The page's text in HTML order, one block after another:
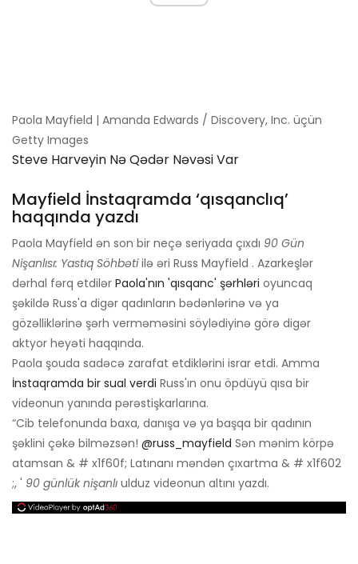
Paola Mayfield | Amanda Edwards / Discovery, Inc. üçün
Getty Images
Steve Harveyin Nə Qədər Nəvəsi Var
Mayfield İnstaqramda ‘qısqanclıq’
haqqında yazdı
Paola Mayfield ən son bir neçə seriyada çıxdı 90 Gün
Nişanlısı: Yastıq Söhbətiilə əri Russ Mayfield . Azarkeşlər
dərhal fərq etdilər Paola'nın 'qısqanc' şərhləri oyuncaq
şəkildə Russ'a digər qadınların bədənlərinə və ya
gözəlliklərinə şərh verməməsini söylədiyinə görə digər
aktyor heyəti haqqında.
Paola şouda sadəcə zarafat etdiklərini israr etdi. Amma
İnstaqramda bir sual verdi Russ'ın onu öpdüyü qısa bir
videonun yanında pərəstişkarlarına.
“Cib telefonunda baxa, danışa və ya başqa bir qadının
şəklini çəkə bilməzsən! @russ_mayfield Sən mənim körpə
atamsan & # x1f60f; Latınanı məndən çıxartma & # x1f602
;, ' 90 günlük nişanlı ulduz videonun altını yazdı.